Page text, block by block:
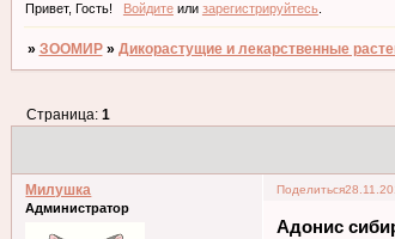
Привет, Гость! Войдитеили зарегистрируйтесь.
» ЗООМИР » Дикорастущие и лекарственные
Страница: 1
Поделиться
Милушка
Администратор
Адонис